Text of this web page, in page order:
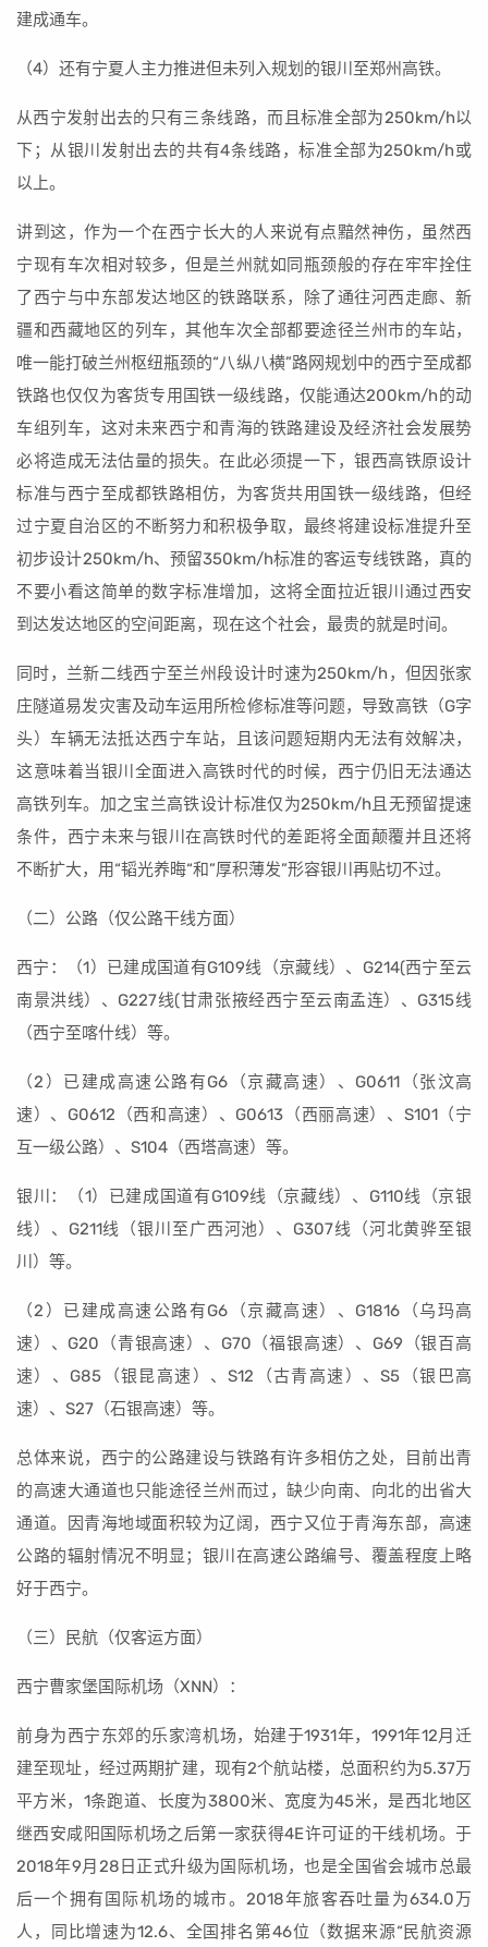
建成通车。
（4）还有宁夏人主力推进但未列入规划的银川至郑州高铁。
从西宁发射出去的只有三条线路，而且标准全部为250km/h以
下；从银川发射出去的共有4条线路，标准全部为250km/h或
以上。
讲到这，作为一个在西宁长大的人来说有点黯然神伤，虽然西
宁现有车次相对较多，但是兰州就如同瓶颈般的存在牢牢拴住
了西宁与中东部发达地区的铁路联系，除了通往河西走廊、新
疆和西藏地区的列车，其他车次全部都要途径兰州市的车站，
唯一能打破兰州枢纽瓶颈的“八纵八横”路网规划中的西宁至成都
铁路也仅仅为客货专用国铁一级线路，仅能通达200km/h的动
车组列车，这对未来西宁和青海的铁路建设及经济社会发展势
必将造成无法估量的损失。在此必须提一下，银西高铁原设计
标准与西宁至成都铁路相仿，为客货共用国铁一级线路，但经
过宁夏自治区的不断努力和积极争取，最终将建设标准提升至
初步设计250km/h、预留350km/h标准的客运专线铁路，真的
不要小看这简单的数字标准增加，这将全面拉近银川通过西安
到达发达地区的空间距离，现在这个社会，最贵的就是时间。
同时，兰新二线西宁至兰州段设计时速为250km/h，但因张家
庄隧道易发灾害及动车运用所检修标准等问题，导致高铁（G字
头）车辆无法抵达西宁车站，且该问题短期内无法有效解决，
这意味着当银川全面进入高铁时代的时候，西宁仍旧无法通达
高铁列车。加之宝兰高铁设计标准仅为250km/h且无预留提速
条件，西宁未来与银川在高铁时代的差距将全面颠覆并且还将
不断扩大，用“韬光养晦“和”厚积薄发”形容银川再贴切不过。
（二）公路（仅公路干线方面）
西宁：（1）已建成国道有G109线（京藏线）、G214(西宁至云
南景洪线）、G227线(甘肃张掖经西宁至云南孟连）、G315线
（西宁至喀什线）等。
（2）已建成高速公路有G6（京藏高速）、G0611（张汶高
速）、G0612（西和高速）、G0613（西丽高速）、S101（宁
互一级公路）、S104（西塔高速）等。
银川：（1）已建成国道有G109线（京藏线）、G110线（京银
线）、G211线（银川至广西河池）、G307线（河北黄骅至银
川）等。
（2）已建成高速公路有G6（京藏高速）、G1816（乌玛高
速）、G20（青银高速）、G70（福银高速）、G69（银百高
速）、G85（银昆高速）、S12（古青高速）、S5（银巴高
速）、S27（石银高速）等。
总体来说，西宁的公路建设与铁路有许多相仿之处，目前出青
的高速大通道也只能途径兰州而过，缺少向南、向北的出省大
通道。因青海地域面积较为辽阔，西宁又位于青海东部，高速
公路的辐射情况不明显；银川在高速公路编号、覆盖程度上略
好于西宁。
（三）民航（仅客运方面）
西宁曹家堡国际机场（XNN）：
前身为西宁东郊的乐家湾机场，始建于1931年，1991年12月迁
建至现址，经过两期扩建，现有2个航站楼，总面积约为5.37万
平方米，1条跑道、长度为3800米、宽度为45米，是西北地区
继西安咸阳国际机场之后第一家获得4E许可证的干线机场。于
2018年9月28日正式升级为国际机场，也是全国省会城市总最
后一个拥有国际机场的城市。2018年旅客吞吐量为634.0万
人，同比增速为12.6、全国排名第46位（数据来源“民航资源